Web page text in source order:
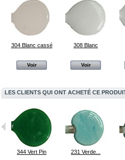
304 Blanc cassé
Voir
308 Blanc
Voir
LES CLIENTS QUI ONT ACHETÉ CE
344 Vert Pin 231 Verde...